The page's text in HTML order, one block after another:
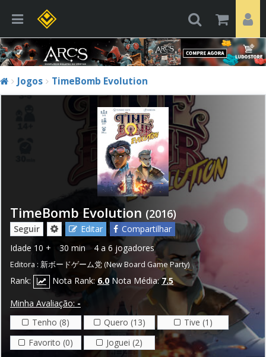
Jogos TimeBomb Evolution
TimeBomb Evolution (2016)
Seguir Editar
Compartilhar
Idade 10 + 30 min 4 a 6 jogadores
Editora : 新ボードゲーム党 (New Board Game Party)
Rank: Nota Rank: 6.0 Nota Média:7.5
Minha Avaliação: -
Tenho (8)
Quero (13)
Tive (1)
Favorito (0)
Joguei (2)